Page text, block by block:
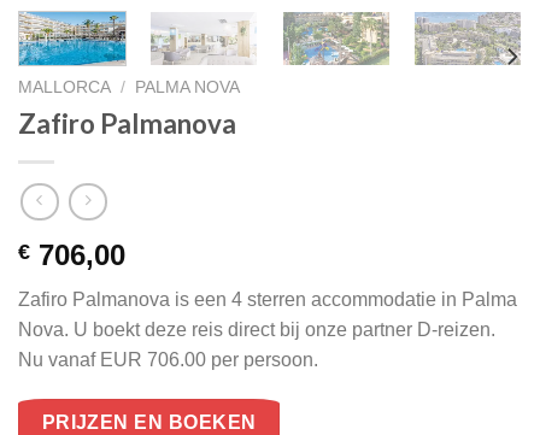
MALLORCA / PALMA NOVA
Zafiro Palmanova
€ 706,00
Zafiro Palmanova is een 4 sterren accommodatie in Palma
Nova. U boekt deze reis direct bij onze partner D-reizen.
Nu vanaf EUR 706.00 per persoon.
PRIJZEN EN BOEKEN